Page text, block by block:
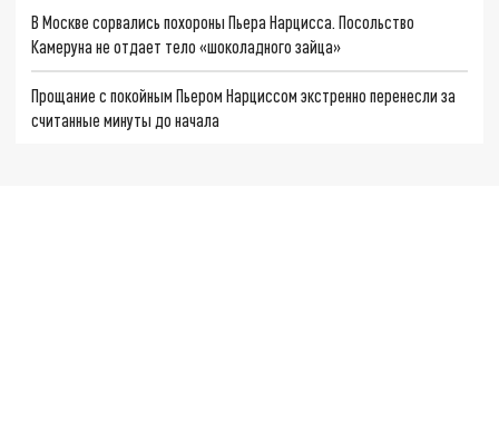
В Москве сорвались похороны Пьера Нарцисса. Посольство
Камеруна не отдает тело «шоколадного зайца»
Прощание с покойным Пьером Нарциссом экстренно перенесли за
считанные минуты до начала